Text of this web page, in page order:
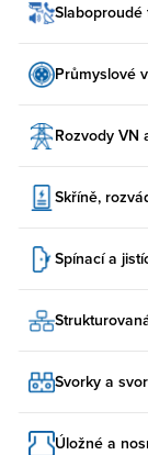
Průmyslové
Rozvody VN
Skříně,
Spínací a
Svorky a
Úložné a